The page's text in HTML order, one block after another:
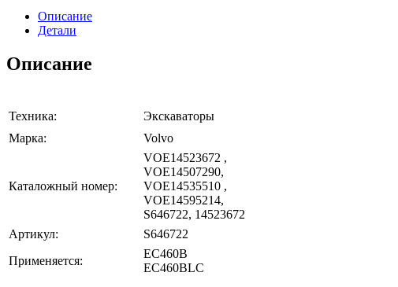
Описание
Детали
Описание
Техника:
Экскаваторы
Марка:
Volvo
Каталожный номер:
VOE14523672 ,
VOE14507290,
VOE14535510 ,
VOE14595214,
S646722, 14523672
Артикул:
S646722
Применяется:
EC460B
EC460BLC